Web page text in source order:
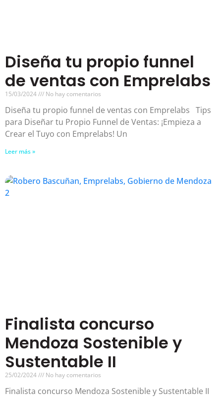
Diseña tu propio funnel
de ventas con Emprelabs
15/03/2024 No hay comentarios
Diseña tu propio funnel de ventas con Emprelabs Tips
para Diseñar tu Propio Funnel de Ventas: ¡Empieza a
Crear el Tuyo con Emprelabs! Un
Leer más »
Finalista concurso
Mendoza Sostenible y
Sustentable II
25/02/2024 No hay comentarios
Finalista concurso Mendoza Sostenible y Sustentable II